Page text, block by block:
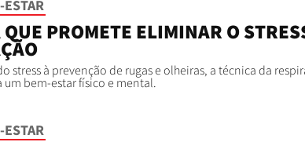
PROMETE ELIMINAR O
stress à prevenção de rugas e olheiras, a técnica da
um bem-estar físico e mental.